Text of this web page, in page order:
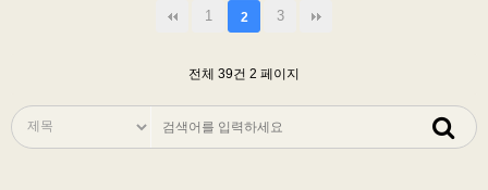
1 2 3
전체 39건 2 페이지